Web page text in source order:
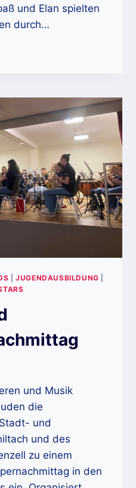
und Elan spielten
durch…
|JUGENDAUSBILDUNG
und Musik
die
und
und des
zu einem
in den